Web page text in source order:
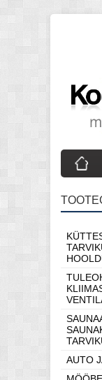
AUTO